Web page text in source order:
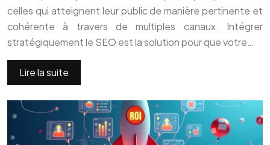
celles qui atteignent leur public de manière pertinente et
cohérente à travers de multiples canaux. Intégrer
stratégiquement le SEO est la solution pour que votre…
Lire la suite